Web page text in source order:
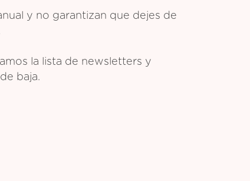
y no garantizan que dejes de
la lista de newsletters y
baja.